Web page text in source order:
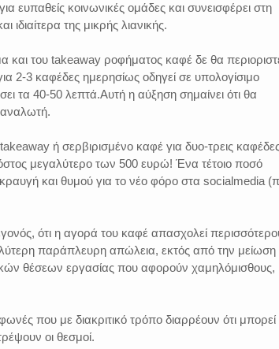
ευπαθείς κοινωνικές ομάδες και συνεισφέρει στη
ιδιαίτερα της μικρής λιανικής.
και του takeaway ροφήματος καφέ δε θα
2-3 καφέδες ημερησίως οδηγεί σε υπολογίσιμο
τα 40-50 λεπτά.Αυτή η αύξηση σημαίνει ότι θα
ή σερβιρισμένο καφέ για δυο-τρεις
μεγαλύτερο των 500 ευρώ! Ένα τέτοιο ποσό
κραυγή και θυμού για το νέο φόρο στα socialmedia
ότι η αγορά του καφέ απασχολεί
παράπλευρη απώλεια, εκτός από την μείωση
θέσεων εργασίας που αφορούν χαμηλόμισθους,
που με διακριτικό τρόπο διαρρέουν ότι μπορεί
οι θεσμοί.